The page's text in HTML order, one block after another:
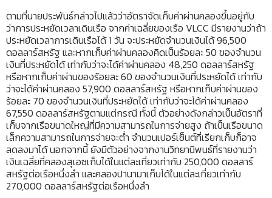
ตามที่นายประพันธ์กล่าวไปแล้วว่าอัตราจัดเก็บค่าผ่านคลองขึ้นอยู่กับ
ว่าการประหยัดเวลาเดินเรือ จากค่าเฉลี่ยของเรือ VLCC มีรายงานว่าถ้า
ประหยัดเวลาการเดินเรือได้ 1 วัน จะประหยัดจำนวนเงินได้ 96,500
ดอลลาร์สหรัฐ และหากเก็บค่าผ่านคลองคิดเป็นร้อยละ 50 ของจำนวน
เงินที่ประหยัดได้ เท่ากับว่าจะได้ค่าผ่านคลอง 48,250 ดอลลาร์สหรัฐ
หรือหากเก็บค่าผ่านของร้อยละ 60 ของจำนวนเงินที่ประหยัดได้ เท่ากับ
ว่าจะได้ค่าผ่านคลอง 57,900 ดอลลาร์สหรัฐ หรือหากเก็บค่าผ่านของ
ร้อยละ 70 ของจำนวนเงินที่ประหยัดได้ เท่ากับว่าจะได้ค่าผ่านคลอง
67,550 ดอลลาร์สหรัฐตามแต่กรณี ทั้งนี้ ตัวอย่างดังกล่าวเป็นอัตราที่
เก็บจากเรือขนาดใหญ่ที่มีความสามารถในการจ่ายสูง ถ้าเป็นเรือขนาด
เล็กความสามารถในการจ่ายจะต่ำ จำนวนเปอร์เซ็นต์ที่เรียกเก็บก็อาจ
ลดลงมาได้ นอกจากนี้ ยังมีตัวอย่างจากงานวิทยานิพนธ์ที่รายงานว่า
เงินเฉลี่ยที่คลองสุเอซเก็บได้ในแต่ละเที่ยวเท่ากับ 250,000 ดอลลาร์
สหรัฐต่อเรือหนึ่งลำ และคลองปานามาเก็บได้ในแต่ละเที่ยวเท่ากับ
270,000 ดอลลาร์สหรัฐต่อเรือหนึ่งลำ